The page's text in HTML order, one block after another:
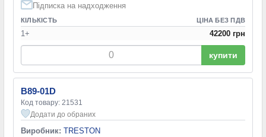
Підписка на надходження
КІЛЬКІСТЬ ЦІНА БЕЗ ПДВ
1+ 42200 грн
купити
B89-01D
Код товару: 21531
Додати до обраних
Виробник: TRESTON